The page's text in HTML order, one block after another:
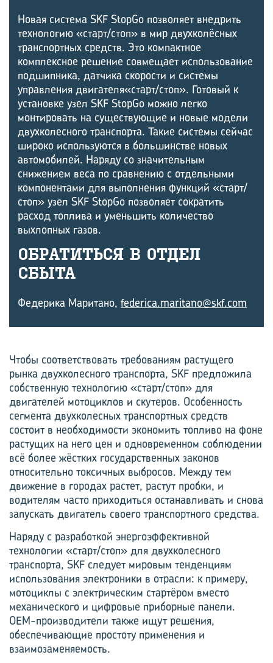
Новая система SKF StopGo позволяет внедрить
технологию «старт/стоп» в мир двухколёсных
транспортных средств. Это компактное
комплексное решение совмещает использование
подшипника, датчика скорости и системы
управления двигателя«старт/стоп». Готовый к
установке узел SKF StopGo можно легко
монтировать на существующие и новые модели
двухколесного транспорта. Такие системы сейчас
широко используются в большинстве новых
автомобилей. Наряду со значительным
снижением веса по сравнению с отдельными
компонентами для выполнения функций «старт/
стоп» узел SKF StopGo позволяет сократить
расход топлива и уменьшить количество
выхлопных газов.
ОБ­РА­ТИТЬ­СЯ В ОТДЕЛ
СБЫТА
Федерика Маритано, federica.maritano@skf.com
Чтобы соответствовать требованиям растущего
рынка двухколесного транспорта, SKF предложила
собственную технологию «старт/стоп» для
двигателей мотоциклов и скутеров. Особенность
cегмента двухколесных транспортных средств
состоит в необходимости экономить топ­ливо на фоне
растущих на него цен и одновременном соблюдении
всё более жёстких государственных законов
относительно токсичных выбросов. Между тем
движение в городах растет, растут пробки, и
водителям часто приходиться останавливать и снова
запускать двигатель своего транспортного средства.
Наряду с разработкой энергоэффективной
технологии «старт/стоп» для двухколесного
транспорта, SKF следует мировым тенденциям
использования электроники в отрасли: к примеру,
мотоциклы с электрическим стартёром вместо
механического и цифровые приборные панели.
OEM-производители также ищут решения,
обеспечивающие простоту применения и
взаимозаменяемость.